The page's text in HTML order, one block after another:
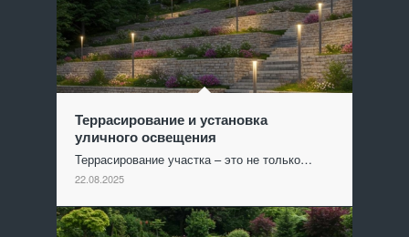
Террасирование и установка
уличного освещения
Террасирование участка – это не только…
22.08.2025